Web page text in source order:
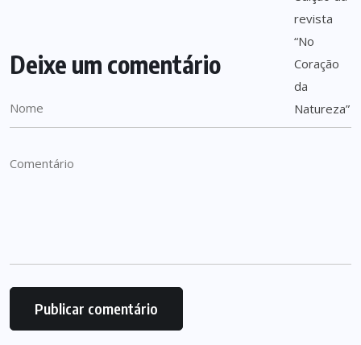
Deixe um comentário